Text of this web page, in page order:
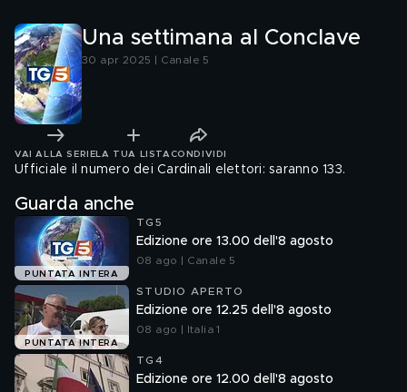
Una settimana al Conclave
30 apr 2025 | Canale 5
VAI ALLA SERIE LA TUA LISTA CONDIVIDI
Ufficiale il numero dei Cardinali elettori: saranno 133.
Guarda anche
PUNTATA INTERA
TG5
Edizione ore 13.00 dell'8 agosto
08 ago | Canale 5
PUNTATA INTERA
STUDIO APERTO
Edizione ore 12.25 dell'8 agosto
08 ago | Italia 1
TG4
Edizione ore 12.00 dell'8 agosto